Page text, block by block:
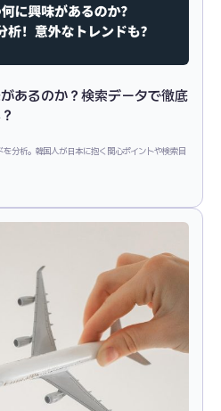
あるのか？検索データで徹底
分析。韓国人が日本に抱く関心ポイントや検索目